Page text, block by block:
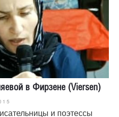
в Фирзене (Viersen)
и поэтессы